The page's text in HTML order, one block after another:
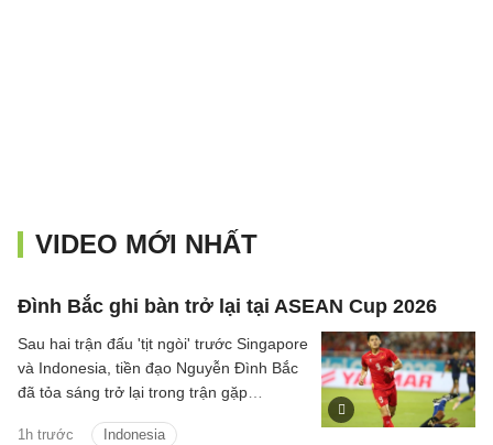
VIDEO MỚI NHẤT
Đình Bắc ghi bàn trở lại tại ASEAN Cup 2026
1h trước Indonesia
Sau hai trận đấu 'tịt ngòi' trước Singapore
và Indonesia, tiền đạo Nguyễn Đình Bắc
đã tỏa sáng trở lại trong trận gặp